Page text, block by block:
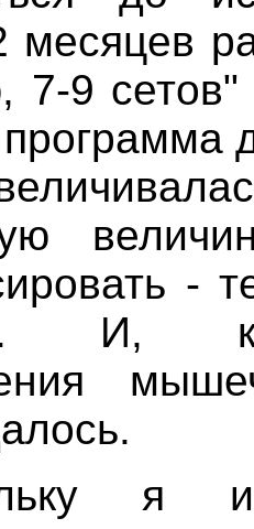
месяцев
7-9
программа
-
И,
я